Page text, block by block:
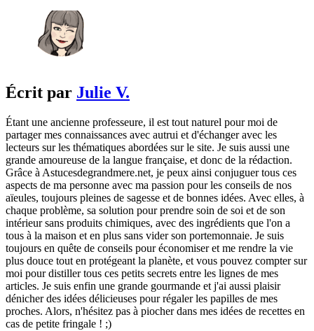
Écrit par Julie V.
Étant une ancienne professeure, il est tout naturel pour moi de
partager mes connaissances avec autrui et d'échanger avec les
lecteurs sur les thématiques abordées sur le site. Je suis aussi une
grande amoureuse de la langue française, et donc de la rédaction.
Grâce à Astucesdegrandmere.net, je peux ainsi conjuguer tous ces
aspects de ma personne avec ma passion pour les conseils de nos
aïeules, toujours pleines de sagesse et de bonnes idées. Avec elles, à
chaque problème, sa solution pour prendre soin de soi et de son
intérieur sans produits chimiques, avec des ingrédients que l'on a
tous à la maison et en plus sans vider son portemonnaie. Je suis
toujours en quête de conseils pour économiser et me rendre la vie
plus douce tout en protégeant la planète, et vous pouvez compter sur
moi pour distiller tous ces petits secrets entre les lignes de mes
articles. Je suis enfin une grande gourmande et j'ai aussi plaisir
dénicher des idées délicieuses pour régaler les papilles de mes
proches. Alors, n'hésitez pas à piocher dans mes idées de recettes en
cas de petite fringale ! ;)